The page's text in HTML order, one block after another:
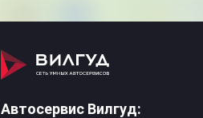
Автосервис Вилгуд: